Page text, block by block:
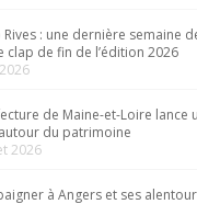
: une dernière semaine
clap de fin de l’édition 2026
de Maine-et-Loire lance
du patrimoine
2026
à Angers et ses